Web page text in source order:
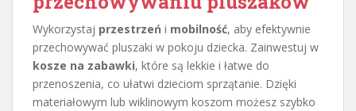
Wykorzystaj przestrzeń i mobilność, aby efektywnie
przechowywać pluszaki w pokoju dziecka. Zainwestuj w
kosze na zabawki, które są lekkie i łatwe do
przenoszenia, co ułatwi dzieciom sprzątanie. Dzięki
materiałowym lub wiklinowym koszom możesz szybko